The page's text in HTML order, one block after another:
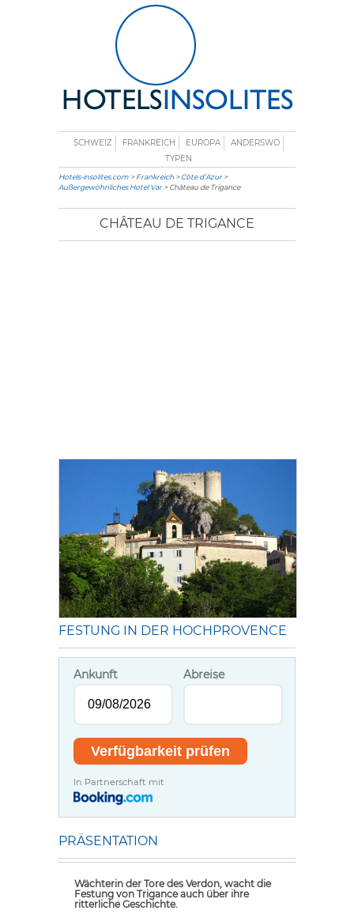
SCHWEIZ FRANKREICH EUROPA
ANDERSWO
TYPEN
Hotels-insolites.com >Frankreich >Côte d’Azur>
Außergewöhnliches Hotel Var> Château de Trigance
CHÂTEAU DE TRIGANCE
FESTUNG IN DER HOCHPROVENCE
Ankunft Abreise
In Partnerschaft mit
PRÄSENTATION
Wächterin der Tore des Verdon, wacht die
Festung von Trigance auch über ihre
ritterliche Geschichte.